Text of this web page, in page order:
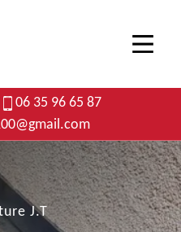
06 35 96 65 87
J.T